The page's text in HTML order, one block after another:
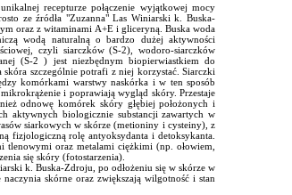
recepturze połączenie wyjątkowej mocy
ze źródła "Zuzanna" Las Winiarski k. Buska-
oraz z witaminami A+E i gliceryną. Buska woda
wodą naturalną o bardzo dużej aktywności
czyli siarczków (S-2), wodoro-siarczków
(S-2 ) jest niezbędnym biopierwiastkiem do
szczególnie potrafi z niej korzystać. Siarczki
komórkami warstwy naskórka i w ten sposób
i poprawiają wygląd skóry. Przestaje
odnowę komórek skóry głębiej położonych i
aktywnych biologicznie substancji zawartych w
siarkowych w skórze (metioniny i cysteiny), z
fizjologiczną rolę antyoksydanta i detoksykanta.
oraz metalami ciężkimi (np. ołowiem,
się skóry (fotostarzenia).
k. Buska-Zdroju, po odłożeniu się w skórze w
naczynia skórne oraz zwiększają wilgotność i stan